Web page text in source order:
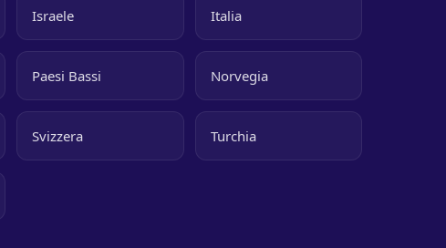
Israele Italia
Paesi Bassi Norvegia
Svizzera Turchia